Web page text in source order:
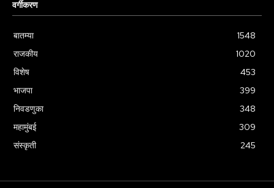
वर्गीकरण
बातम्या
1548
राजकीय
1020
विशेष
453
भाजपा
399
निवडणुका
348
महामुंबई
309
संस्कृती
245